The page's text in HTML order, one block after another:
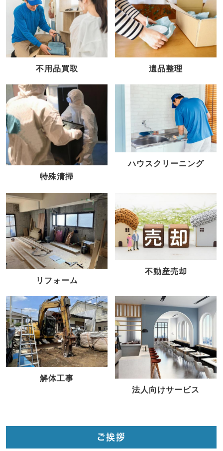
不用品買取 遺品整理
特殊清掃
ハウスクリーニング
リフォーム
不動産売却
解体工事
法人向けサービス
ご挨拶